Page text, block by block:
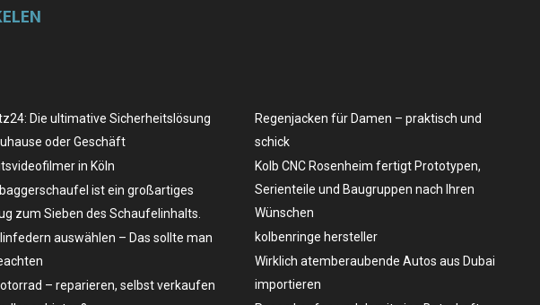
Die ultimative Sicherheitslösung
oder Geschäft
in Köln
ist ein großartiges
zum Sieben des Schaufelinhalts.
auswählen – Das sollte man
– reparieren, selbst verkaufen
Regenjacken für Damen – praktisch und
schick
Kolb CNC Rosenheim fertigt Prototypen,
Serienteile und Baugruppen nach Ihren
Wünschen
kolbenringe hersteller
Wirklich atemberaubende Autos aus Dubai
importieren